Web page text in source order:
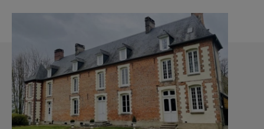
Information on the risks to which this property
www.georisques.gouv.fr